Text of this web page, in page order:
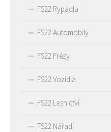
FS22 Rypadla
FS22 Automobily
FS22 Frézy
FS22 Vozidla
FS22 Lesnictví
FS22 Nářadí